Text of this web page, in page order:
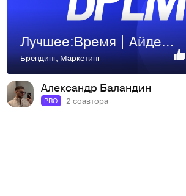
Лучшее:Время | Айдентика подкаста
Брендинг,Маркетинг
Александр Баландин
PRO 2 соавтора